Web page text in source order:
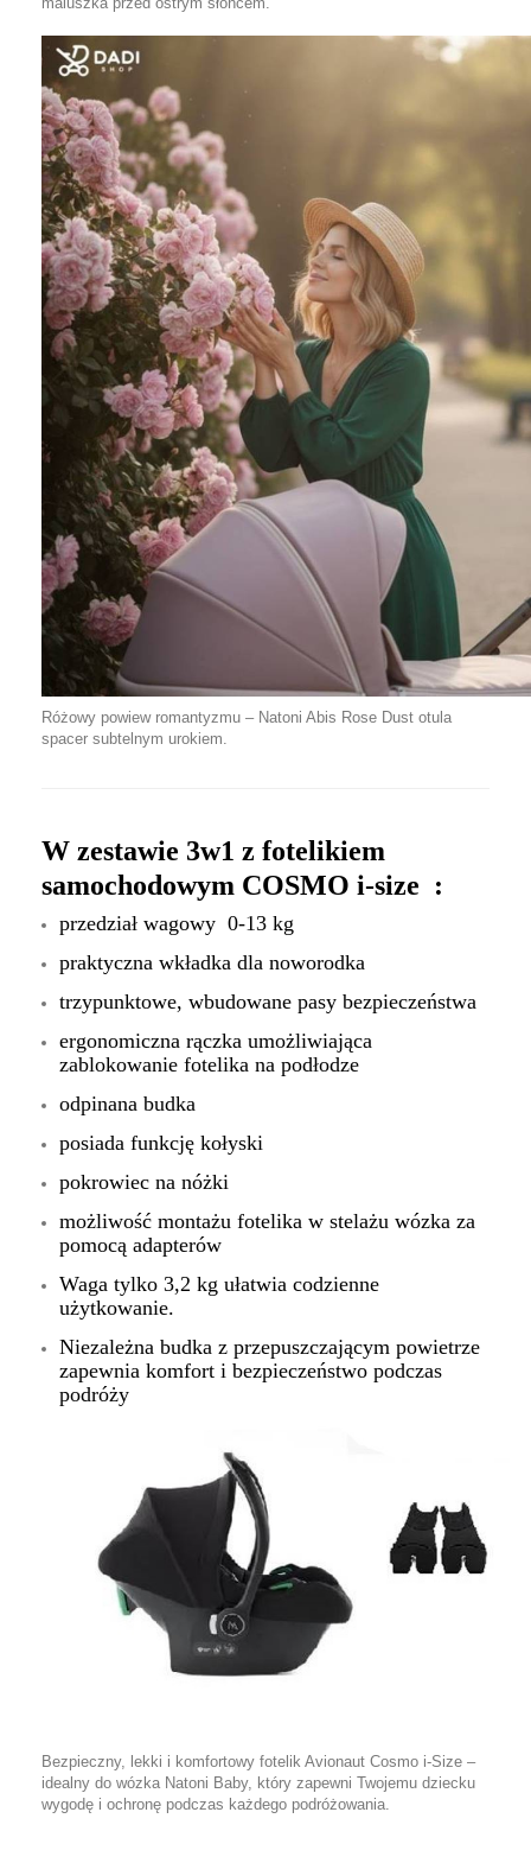
Różowy powiew romantyzmu – Natoni Abis Rose Dust otula
spacer subtelnym urokiem.
W zestawie 3w1 z fotelikiem
samochodowym COSMO i-size :
przedział wagowy 0-13 kg
praktyczna wkładka dla noworodka
trzypunktowe, wbudowane pasy bezpieczeństwa
ergonomiczna rączka umożliwiająca
zablokowanie fotelika na podłodze
odpinana budka
posiada funkcję kołyski
pokrowiec na nóżki
możliwość montażu fotelika w stelażu wózka za
pomocą adapterów
Waga tylko 3,2 kg ułatwia codzienne
użytkowanie.
Niezależna budka z przepuszczającym powietrze
zapewnia komfort i bezpieczeństwo podczas
podróży
Bezpieczny, lekki i komfortowy fotelik Avionaut Cosmo i-Size –
idealny do wózka Natoni Baby, który zapewni Twojemu dziecku
wygodę i ochronę podczas każdego podróżowania.